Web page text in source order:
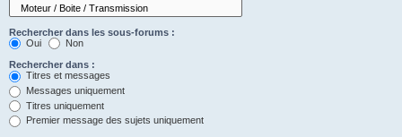
Rechercher dans les sous-forums :
Oui
Non
Rechercher dans :
Titres et messages
Messages uniquement
Titres uniquement
Premier message des sujets uniquement